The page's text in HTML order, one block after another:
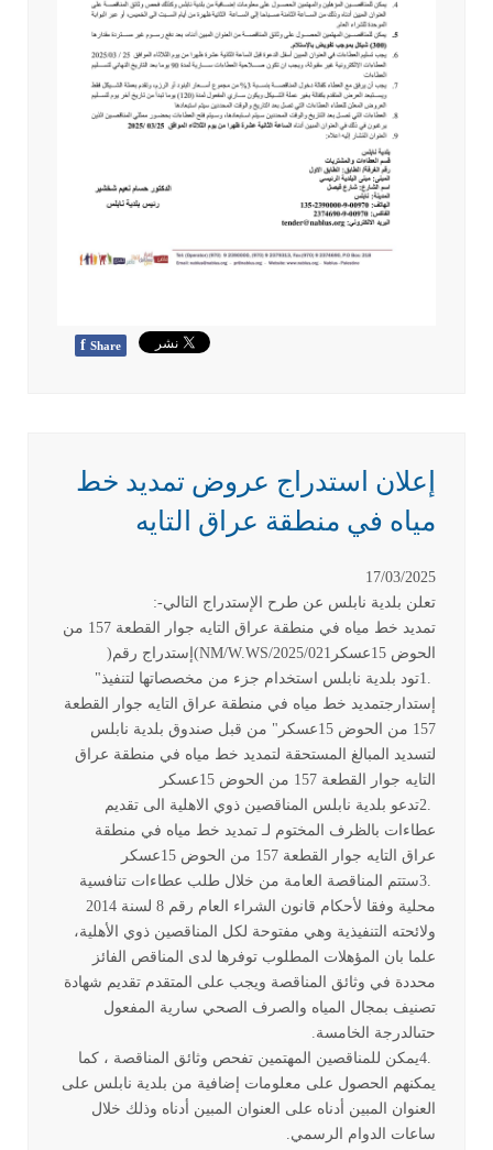
f Share
إعلان استدراج عروض تمديد خط
مياه في منطقة عراق التايه
17/03/2025
تعلن بلدية نابلس عن طرح الإستدراج التالي:-
تمديد خط مياه في منطقة عراق التايه جوار القطعة 157 من
الحوض 15عسكر
(NM/W.WS/2025/021 إستدراج رقم)
1.تود بلدية نابلس استخدام جزء من مخصصاتها لتنفيذ"
إستدارجتمديد خط مياه في منطقة عراق التايه جوار القطعة
157 من الحوض 15عسكر" من قبل صندوق بلدية نابلس
لتسديد المبالغ المستحقة لتمديد خط مياه في منطقة عراق
التايه جوار القطعة 157 من الحوض 15عسكر
2.تدعو بلدية نابلس المناقصين ذوي الاهلية الى تقديم
عطاءات بالظرف المختوم لـ تمديد خط مياه في منطقة
عراق التايه جوار القطعة 157 من الحوض 15عسكر
3.ستتم المناقصة العامة من خلال طلب عطاءات تنافسية
محلية وفقا لأحكام قانون الشراء العام رقم 8
لسنة 2014
ولائحته التنفيذية وهي مفتوحة لكل المناقصين ذوي الأهلية،
علما بان المؤهلات المطلوب توفرها لدى المناقص الفائز
محددة في وثائق المناقصة ويجب على المتقدم تقديم شهادة
تصنيف بمجال المياه والصرف الصحي سارية المفعول
حتىالدرجة الخامسة.
4.يمكن للمناقصين المهتمين تفحص وثائق المناقصة ، كما
يمكنهم الحصول على معلومات إضافية من بلدية نابلس على
العنوان المبين أدناه على العنوان المبين أدناه وذلك خلال
ساعات الدوام الرسمي.